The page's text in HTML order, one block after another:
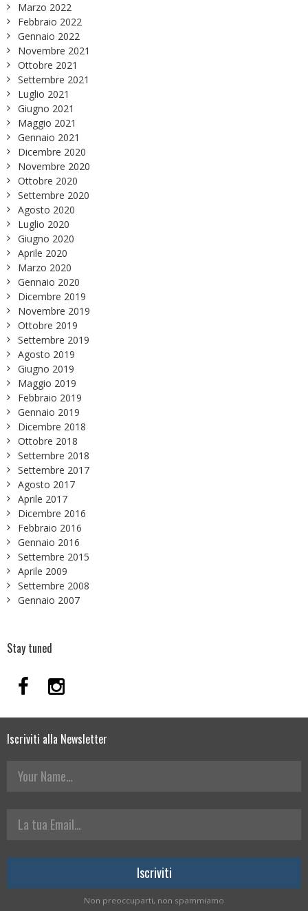
Marzo 2022
Febbraio 2022
Gennaio 2022
Novembre 2021
Ottobre 2021
Settembre 2021
Luglio 2021
Giugno 2021
Maggio 2021
Gennaio 2021
Dicembre 2020
Novembre 2020
Ottobre 2020
Settembre 2020
Agosto 2020
Luglio 2020
Giugno 2020
Aprile 2020
Marzo 2020
Gennaio 2020
Dicembre 2019
Novembre 2019
Ottobre 2019
Settembre 2019
Agosto 2019
Giugno 2019
Maggio 2019
Febbraio 2019
Gennaio 2019
Dicembre 2018
Ottobre 2018
Settembre 2018
Settembre 2017
Agosto 2017
Aprile 2017
Dicembre 2016
Febbraio 2016
Gennaio 2016
Settembre 2015
Aprile 2009
Settembre 2008
Gennaio 2007
Stay tuned
Iscriviti alla Newsletter
Your Name
La tua Email
Non preoccuparti, non spammiamo